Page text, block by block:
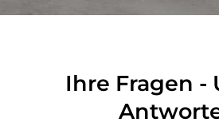
Ihre Fragen -